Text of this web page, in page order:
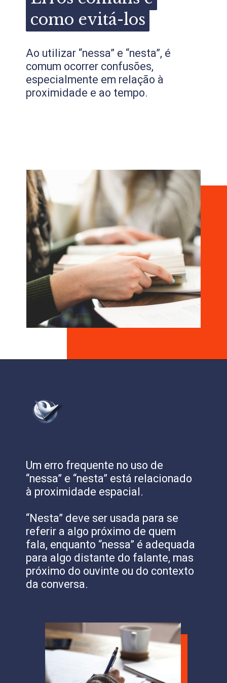
Ao utilizar “nessa” e “nesta”, é
comum ocorrer confusões,
especialmente em relação à
proximidade e ao tempo.
como evitá-los
como evitá-los
Um erro frequente no uso de
“nessa” e “nesta” está relacionado
à proximidade espacial.
“Nesta” deve ser usada para se
referir a algo próximo de quem
fala, enquanto “nessa” é adequada
para algo distante do falante, mas
próximo do ouvinte ou do contexto
da conversa.